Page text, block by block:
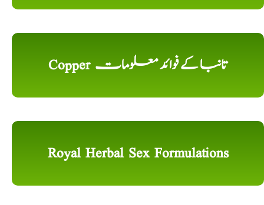
Copper تانبا کے فوائد معلومات
Royal Herbal Sex Formulations